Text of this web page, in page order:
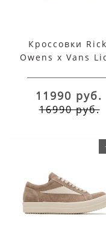
Кроссовки Rick
Owens x Vans
11990 руб.
16990 руб.